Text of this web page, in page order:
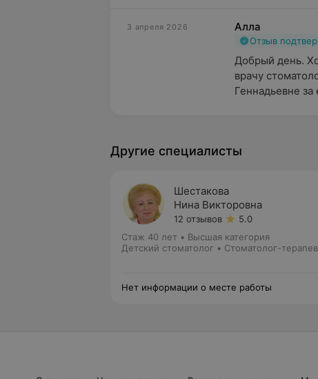
3 апреля 2026 Алла
Отзыв
Добрый день.
врачу
Геннадьевне
Другие специалисты
Шестакова
Нина Викторовна
12 отзывов
5.0
Стаж 40 лет • Высшая категория
Детский стоматолог • Стоматолог-
Нет информации о месте работы